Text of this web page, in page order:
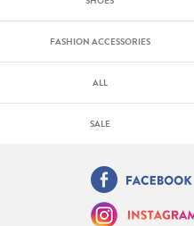
FASHION ACCESSORIES
ALL
SALE